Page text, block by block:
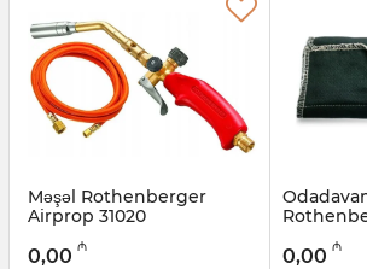
Məşəl Rothenberger
Airprop 31020
044001064
0,00 ₼ 0,00 ₼